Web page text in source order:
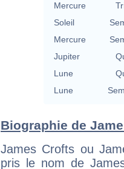
Mercure
Soleil
Mercure
Jupiter
Lune
Lune
Biographie de
James Crofts ou
pris le nom de